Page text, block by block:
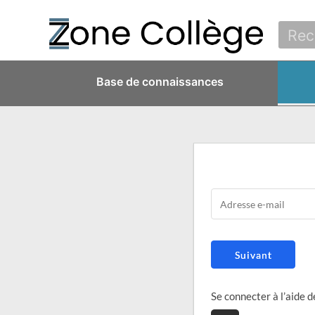
Base de connaissances